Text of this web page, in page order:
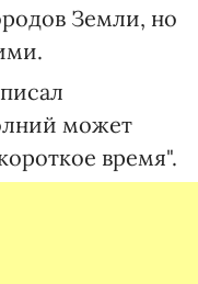
Земли, но
может
время".